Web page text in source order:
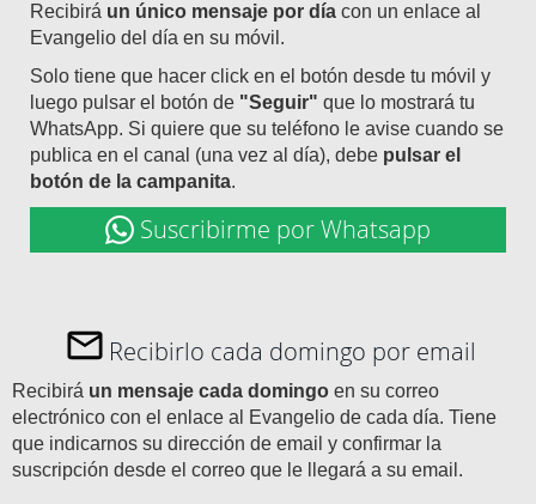
Recibirá un único mensaje por día con un enlace al
Evangelio del día en su móvil.
Solo tiene que hacer click en el botón desde tu móvil y
luego pulsar el botón de "Seguir" que lo mostrará tu
WhatsApp. Si quiere que su teléfono le avise cuando se
publica en el canal (una vez al día), debe pulsar el
botón de la campanita.
Suscribirme por Whatsapp
Recibirlo cada domingo por email
Recibirá un mensaje cada domingo en su correo
electrónico con el enlace al Evangelio de cada día. Tiene
que indicarnos su dirección de email y confirmar la
suscripción desde el correo que le llegará a su email.